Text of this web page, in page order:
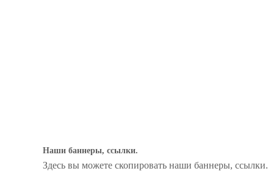
Наши баннеры, ссылки.
Здесь вы можете скопировать наши баннеры, ссылки.